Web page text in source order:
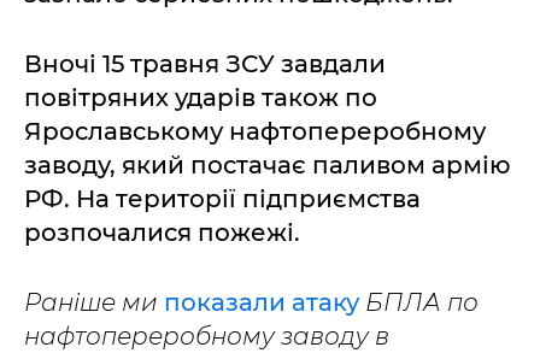
Вночі 15 травня ЗСУ завдали
повітряних ударів також по
Ярославському нафтопереробному
заводу, який постачає паливом армію
РФ. На території підприємства
розпочалися пожежі.
Раніше ми показали атакуБПЛА по
нафтопереробному заводу в